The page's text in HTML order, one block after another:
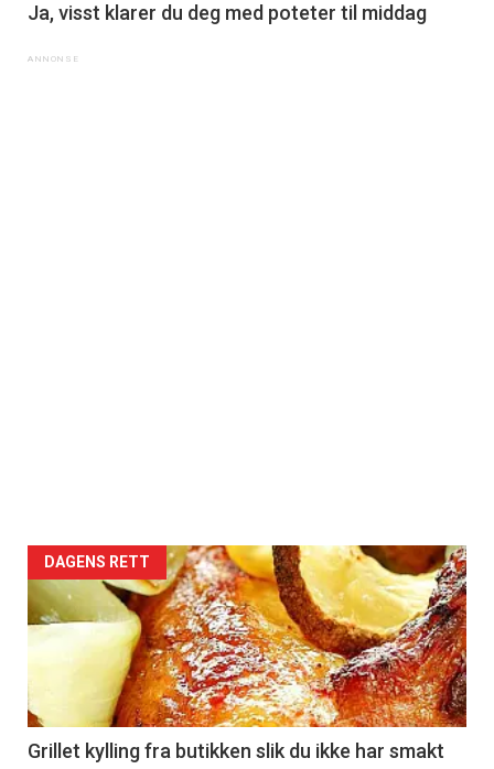
Ja, visst klarer du deg med poteter til middag
DAGENS RETT
Grillet kylling fra butikken slik du ikke har smakt